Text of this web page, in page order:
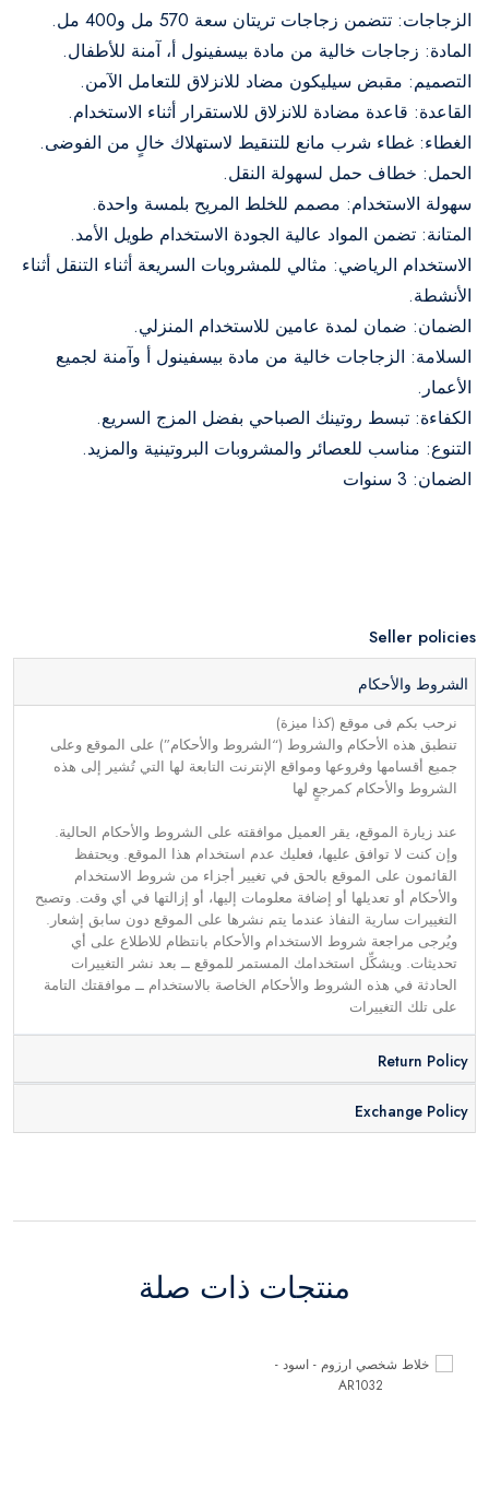
الزجاجات: تتضمن زجاجات تريتان سعة 570 مل و400 مل.
المادة: زجاجات خالية من مادة بيسفينول أ، آمنة للأطفال.
التصميم: مقبض سيليكون مضاد للانزلاق للتعامل الآمن.
القاعدة: قاعدة مضادة للانزلاق للاستقرار أثناء الاستخدام.
الغطاء: غطاء شرب مانع للتنقيط لاستهلاك خالٍ من الفوضى.
الحمل: خطاف حمل لسهولة النقل.
سهولة الاستخدام: مصمم للخلط المريح بلمسة واحدة.
المتانة: تضمن المواد عالية الجودة الاستخدام طويل الأمد.
الاستخدام الرياضي: مثالي للمشروبات السريعة أثناء التنقل أثناء
الأنشطة.
الضمان: ضمان لمدة عامين للاستخدام المنزلي.
السلامة: الزجاجات خالية من مادة بيسفينول أ وآمنة لجميع
الأعمار.
الكفاءة: تبسط روتينك الصباحي بفضل المزج السريع.
التنوع: مناسب للعصائر والمشروبات البروتينية والمزيد.
الضمان: 3 سنوات
Seller policies
الشروط والأحكام
نرحب بكم فى موقع (كذا ميزة)
تنطبق هذه الأحكام والشروط (“الشروط والأحكام”) على الموقع وعلى
جميع أقسامها وفروعها ومواقع الإنترنت التابعة لها التي تُشير إلى هذه
الشروط والأحكام كمرجعٍ لها
عند زيارة الموقع، يقر العميل موافقته على الشروط والأحكام الحالية.
وإن كنت لا توافق عليها، فعليك عدم استخدام هذا الموقع. ويحتفظ
القائمون على الموقع بالحق في تغيير أجزاء من شروط الاستخدام
والأحكام أو تعديلها أو إضافة معلومات إليها، أو إزالتها في أي وقت. وتصبح
التغييرات سارية النفاذ عندما يتم نشرها على الموقع دون سابق إشعار.
ويُرجى مراجعة شروط الاستخدام والأحكام بانتظام للاطلاع على أي
تحديثات. ويشكِّل استخدامك المستمر للموقع ــ بعد نشر التغييرات
الحادثة في هذه الشروط والأحكام الخاصة بالاستخدام ــ موافقتك التامة
على تلك التغييرات
Return Policy
Exchange Policy
منتجات ذات صلة